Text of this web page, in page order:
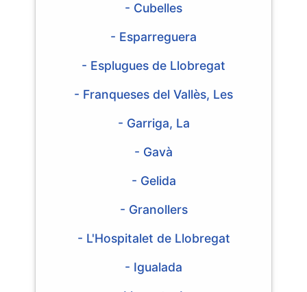
- Cubelles
- Esparreguera
- Esplugues de Llobregat
- Franqueses del Vallès, Les
- Garriga, La
- Gavà
- Gelida
- Granollers
- L'Hospitalet de Llobregat
- Igualada